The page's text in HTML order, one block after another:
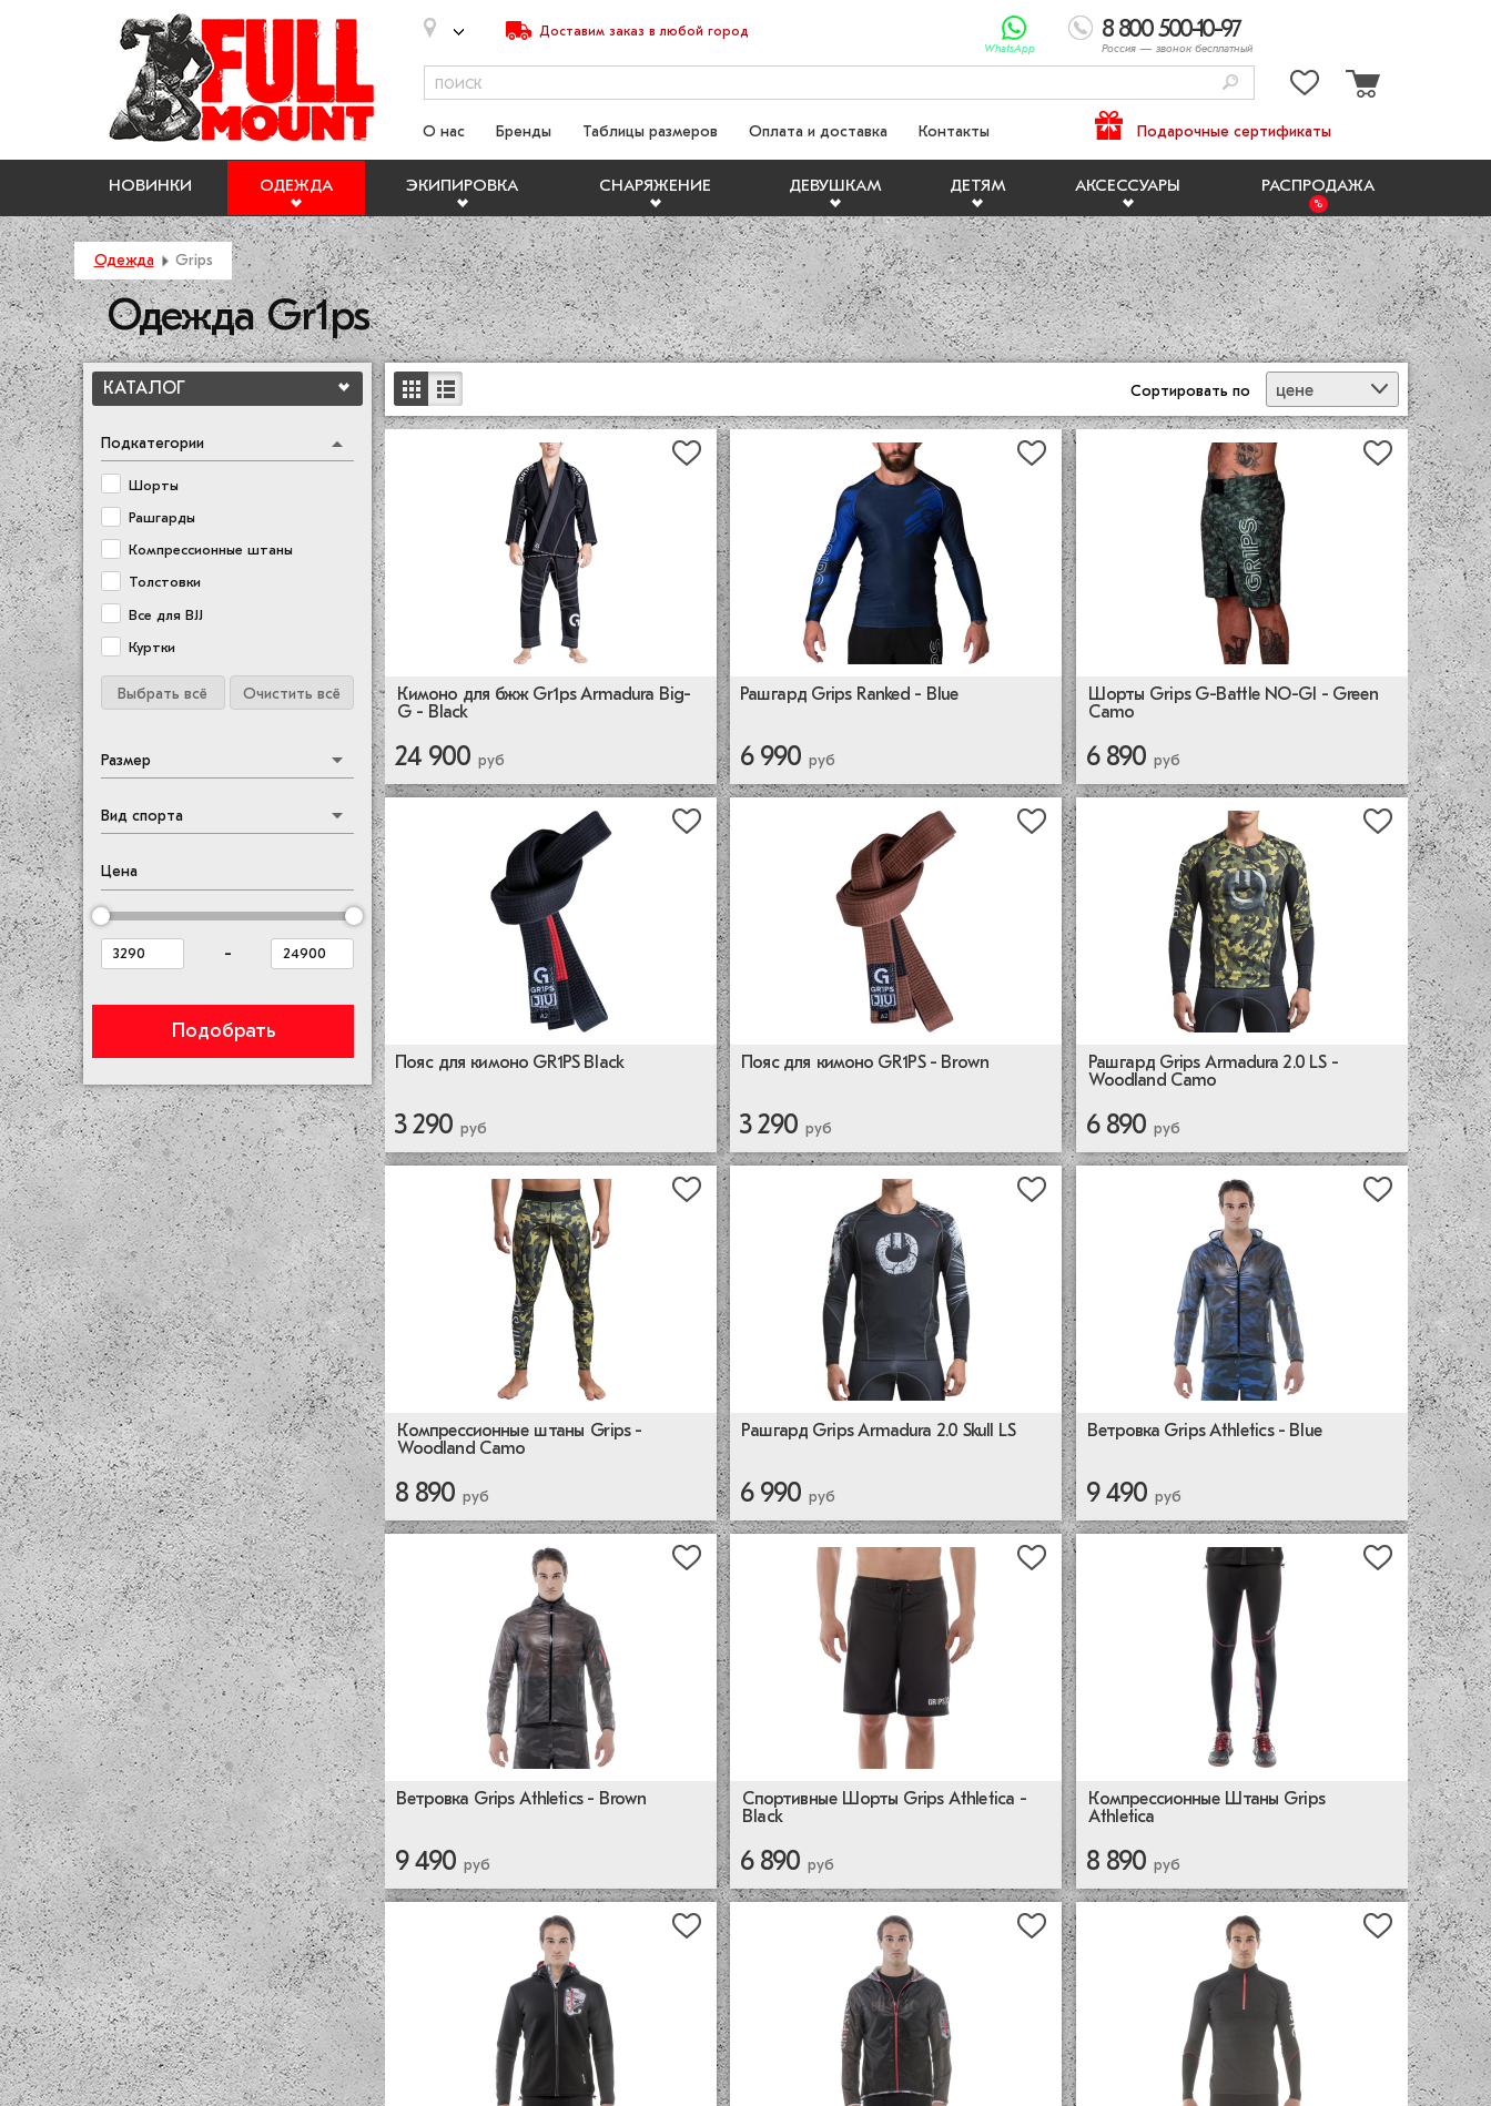
Доставим заказ в любой город 8 800 500-10-97
Россия — звонок бесплатный
WhatsApp
НОВИНКИ ОДЕЖДА ЭКИПИРОВКА СНАРЯЖЕНИЕ ДЕВУШКАМ ДЕТЯМ АКСЕССУАРЫ РАСПРОДАЖА
О нас Бренды Таблицы размеров Оплата и доставка Контакты Подарочные сертификаты
Одежда Grips
Одежда Gr1ps
КАТАЛОГ
Подкатегории
Шорты
Рашгарды
Компрессионные штаны
Толстовки
Все для BJJ
Куртки
Выбрать всё Очистить всё
Размер
Вид спорта
Цена
-
Подобрать
Сортировать по цене
Кимоно для бжж Gr1ps Armadura Big-
G - Black
24 900 руб
Рашгард Grips Ranked - Blue
6 990 руб
Шорты Grips G-Battle NO-GI - Green
Camo
6 890 руб
Пояс для кимоно GR1PS Black
3 290 руб
Пояс для кимоно GR1PS - Brown
3 290 руб
Рашгард Grips Armadura 2.0 LS -
Woodland Camo
6 890 руб
Компрессионные штаны Grips -
Woodland Camo
8 890 руб
Рашгард Grips Armadura 2.0 Skull LS
6 990 руб
Ветровка Grips Athletics - Blue
9 490 руб
Ветровка Grips Athletics - Brown
9 490 руб
Спортивные Шорты Grips Athletica -
Black
6 890 руб
Компрессионные Штаны Grips
Athletica
8 890 руб